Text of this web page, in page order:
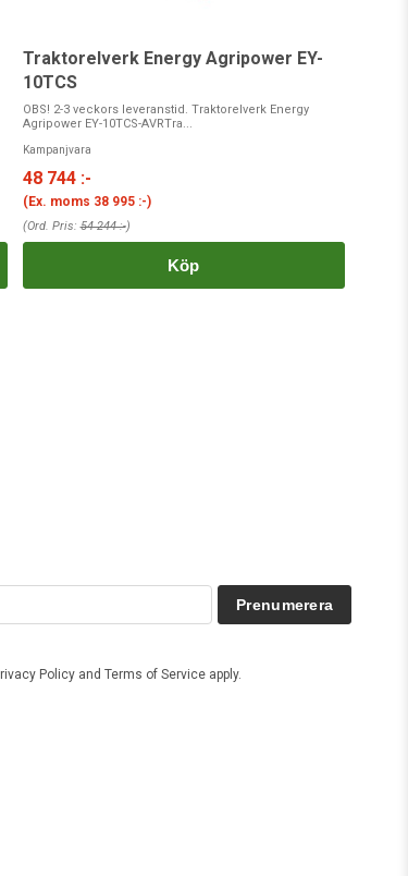
Traktorelverk Energy Agripower EY-
10TCS
OBS! 2-3 veckors leveranstid. Traktorelverk Energy
Agripower EY-10TCS-AVRTra...
Kampanjvara
48 744 :-
(Ex. moms 38 995 :-)
(Ord. Pris:54 244 :-)
Köp
Prenumerera
Policy and Terms of Service apply.